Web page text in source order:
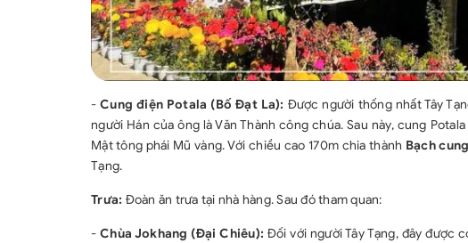
-Cung điện Potala (Bố Đạt La): Được người thống nhất Tây
người Hán của ông là Văn Thành công chúa. Sau này, cung
Mật tông phái Mũ vàng. Với chiều cao 170m chia thành Bạch
Tạng.
Trưa: Đoàn ăn trưa tại nhà hàng. Sau đó tham quan:
- Chùa Jokhang (Đại Chiêu): Đối với người Tây Tạng, đây được